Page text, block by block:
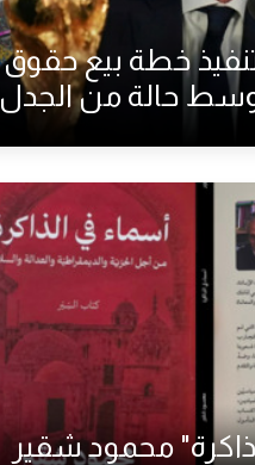
تنفيذ خطة بيع حقوق
حالة من الجدل
محمود شقير